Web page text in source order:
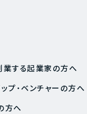
業する起業家の方へ
プ・ベンチャーの方へ
方へ